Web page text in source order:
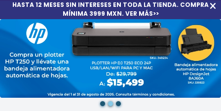
HASTA 12 MESES SIN INTERESES EN TODA LA TIENDA. COMPRA
MÍNIMA 3999 MXN. VER MÁS>>